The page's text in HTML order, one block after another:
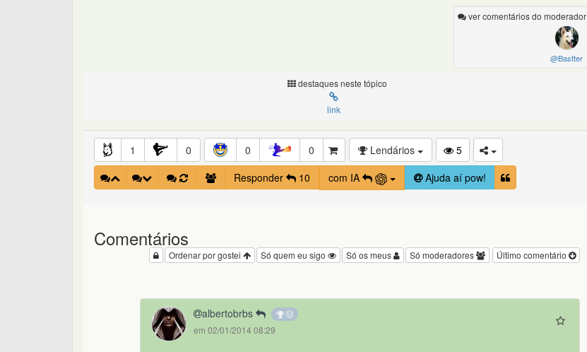
ver comentários do moderador
@Bastter
destaques neste tópico
link
1 0 0 0 Lendários
5
Responder
10 com IA Ajuda aí pow!
Comentários
Último comentário
Só moderadores
Só os meus
Só quem eu sigo
Ordenar por gostei
albertobrbs
em 02/01/2014 08:29